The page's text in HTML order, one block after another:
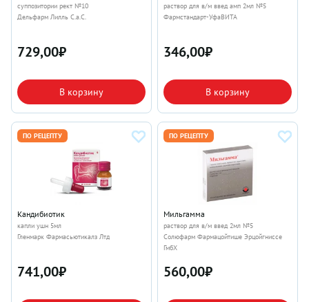
суппозитории рект №10
Дельфарм Лилль С.а.С.
729,00₽
В корзину
раствор для в/м введ амп 2мл №5
Фармстандарт-УфаВИТА
346,00₽
В корзину
ПО РЕЦЕПТУ
Кандибиотик
капли ушн 5мл
Гленмарк Фармасьютикалз Лтд
741,00₽
ПО РЕЦЕПТУ
Мильгамма
раствор для в/м введ 2мл №5
Солюфарм Фармацойтише Эрцойгниссе
ГмбХ
560,00₽